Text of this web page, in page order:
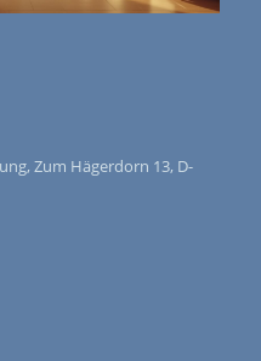
Zum Hägerdorn 13, D-